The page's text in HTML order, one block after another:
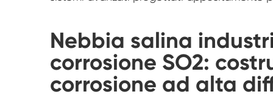
Nebbia salina
corrosione SO2:
corrosione ad alta